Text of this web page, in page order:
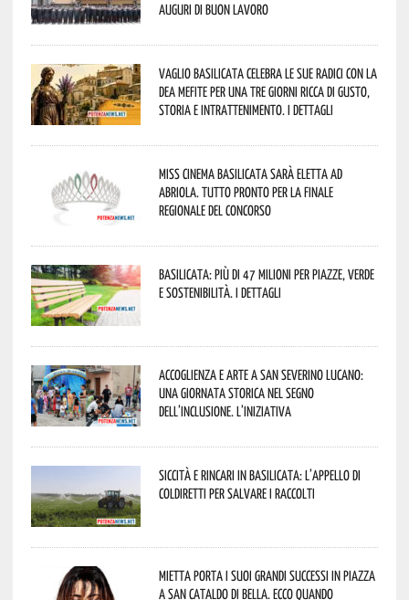
Auguri di buon lavoro
Vaglio Basilicata celebra le sue radici con la
Dea Mefite per una tre giorni ricca di gusto,
storia e intrattenimento. I dettagli
Miss Cinema Basilicata sarà eletta ad
Abriola. Tutto pronto per la finale
regionale del concorso
Basilicata: più di 47 milioni per piazze, verde
e sostenibilità. I dettagli
Accoglienza e arte a San Severino Lucano:
una giornata storica nel segno
dell’inclusione. L’iniziativa
Siccità e rincari in Basilicata: l’appello di
Coldiretti per salvare i raccolti
Mietta porta i suoi grandi successi in piazza
a San Cataldo di Bella. Ecco quando